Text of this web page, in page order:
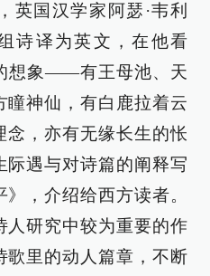
英国汉学家阿瑟·韦利
诗译为英文，在他看
想象——有王母池、天
瞳神仙，有白鹿拉着云
念，亦有无缘长生的怅
际遇与对诗篇的阐释写
，介绍给西方读者。
人研究中较为重要的作
歌里的动人篇章，不断